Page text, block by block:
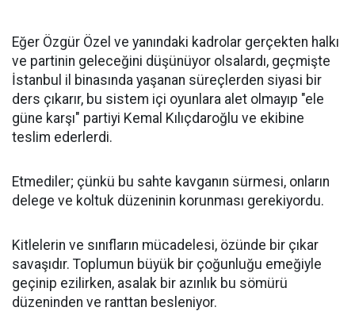
Eğer Özgür Özel ve yanındaki kadrolar gerçekten halkı
ve partinin geleceğini düşünüyor olsalardı, geçmişte
İstanbul il binasında yaşanan süreçlerden siyasi bir
ders çıkarır, bu sistem içi oyunlara alet olmayıp "ele
güne karşı" partiyi Kemal Kılıçdaroğlu ve ekibine
teslim ederlerdi.
Etmediler; çünkü bu sahte kavganın sürmesi, onların
delege ve koltuk düzeninin korunması gerekiyordu.
Kitlelerin ve sınıfların mücadelesi, özünde bir çıkar
savaşıdır. Toplumun büyük bir çoğunluğu emeğiyle
geçinip ezilirken, asalak bir azınlık bu sömürü
düzeninden ve ranttan besleniyor.